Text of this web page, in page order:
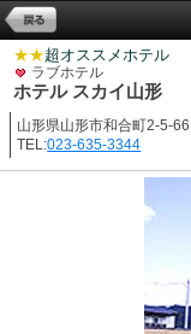
★★超オススメホテル
ラブホテル
ホテル スカイ山形
山形県山形市和合町2-5-66
TEL:023-635-3344